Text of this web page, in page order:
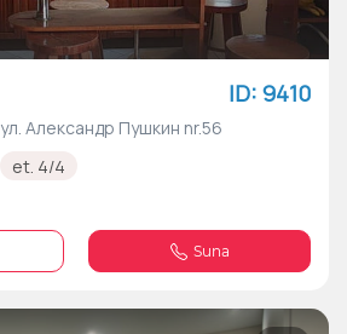
ID: 9410
Chișinău , Centru ул. Александр Пушкин nr.56
et. 4/4
Suna